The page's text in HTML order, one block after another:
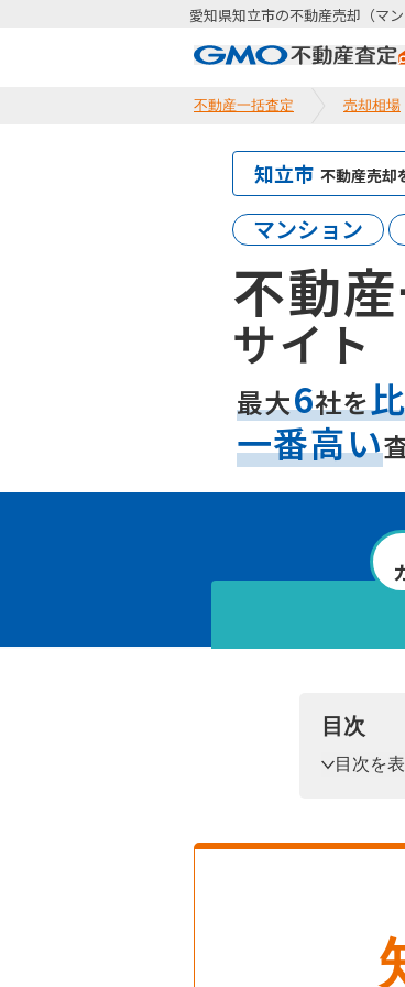
愛知県知立市の不動産売却（マ
不動産一括査定 売却相場
知立市 不動産売却
マンション
不動
サイト
最大6社を
一番高い
目次
目次を